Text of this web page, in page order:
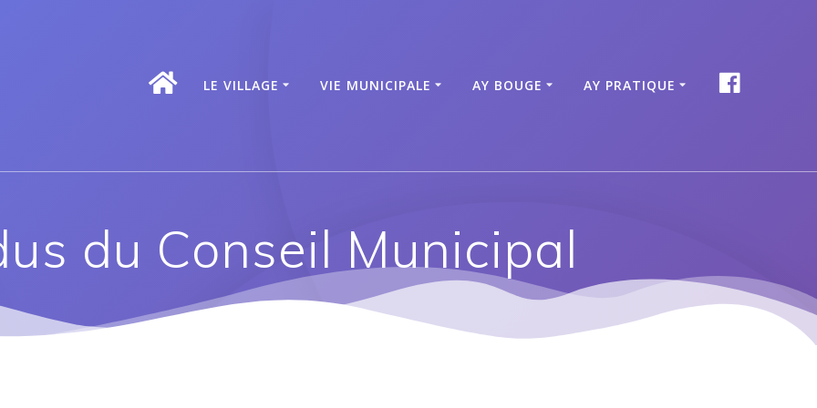
ACCUEIL
LE VILLAGE VIE MUNICIPALE AY BOUGE AY PRATIQUE
du Conseil Municipal